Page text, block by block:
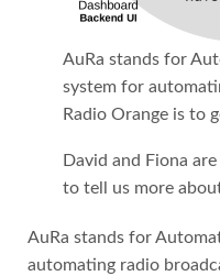
AuRa stands for
system for
Radio Orange is to
David and Fiona
to tell us more
AuRa stands for
automating radio